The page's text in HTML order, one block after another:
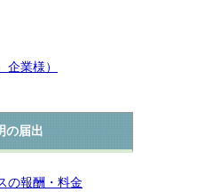
企業様）
の届出
の報酬・料金